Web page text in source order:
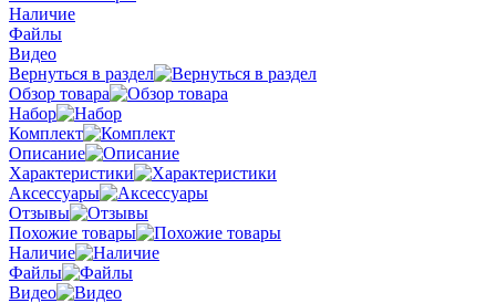
Наличие
Файлы
Видео
Вернуться в раздел
Обзор товара
Набор
Комплект
Описание
Характеристики
Аксессуары
Отзывы
Похожие товары
Наличие
Файлы
Видео